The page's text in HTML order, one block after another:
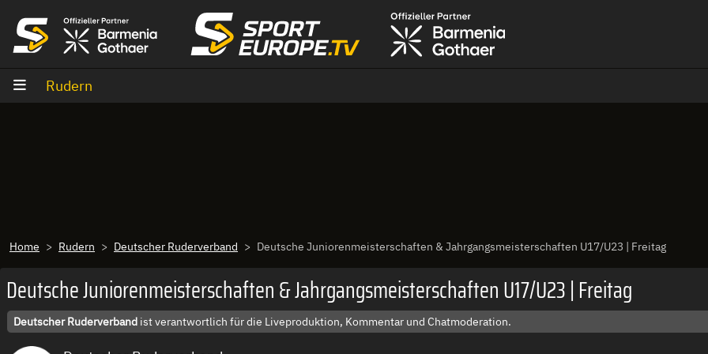
Rudern
Home Rudern Deutscher Ruderverband Deutsche Juniorenmeisterschaften & Jahrgangsmeisterschaften U17/U23 | Freitag
Deutsche Juniorenmeisterschaften & Jahrgangsmeisterschaften U17/U23 | Freitag
Deutscher Ruderverband ist verantwortlich für die Liveproduktion, Kommentar und Chatmoderation.